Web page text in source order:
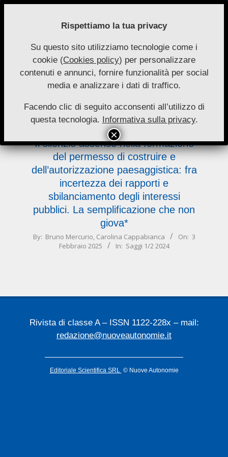
Skip
Nuove
Autonomie
Primary
Navigation
Menu
Il silenzio assenso nella formazione
del permesso di costruire e
dell’autorizzazione paesaggistica: fra
incertezza dei rapporti e
sbilanciamento degli interessi
pubblici. La semplificazione che non
giova*
2025-
By: Bruno Mercurio, Carolina Cappabianca On: 3
Febbraio 2025
In: Saggi 1/2 2024
Rivista di classe A – ISSN 1122-228x – mail:
redazione@nuoveautonomie.it
Editoriale Scientifica SRL © Nuove Autonomie
Rispettiamo la tua privacy
Su questo sito utilizziamo tecnologie come i
cookie (Cookies policy) per personalizzare
contenuti e annunci, fornire funzionalità per social
media e analizzare i dati di traffico.
Facendo clic di seguito acconsenti all’utilizzo di
questa tecnologia. Informativa sulla privacy.